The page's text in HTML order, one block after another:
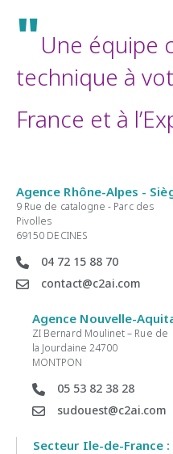
"Une équipe
technique à
France et à
Agence Rhône-Alpes -
9 Rue de catalogne - Parc des
Pivolles
69150 DECINES
04 72 15 88 70
contact@c2ai.com
Agence Nouvelle-
ZI Bernard Moulinet – Rue de
la Jourdaine 24700
MONTPON
05 53 82 38 28
sudouest@c2ai.com
Secteur Ile-de-France :